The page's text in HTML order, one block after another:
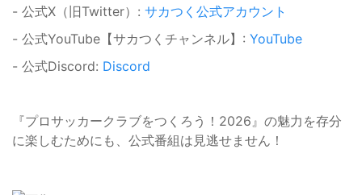
- 公式X（旧Twitter）: サカつく公式アカウント
- 公式YouTube【サカつくチャンネル】: YouTube
- 公式Discord: Discord
『プロサッカークラブをつくろう！2026』の魅力を存分
に楽しむためにも、公式番組は見逃せません！